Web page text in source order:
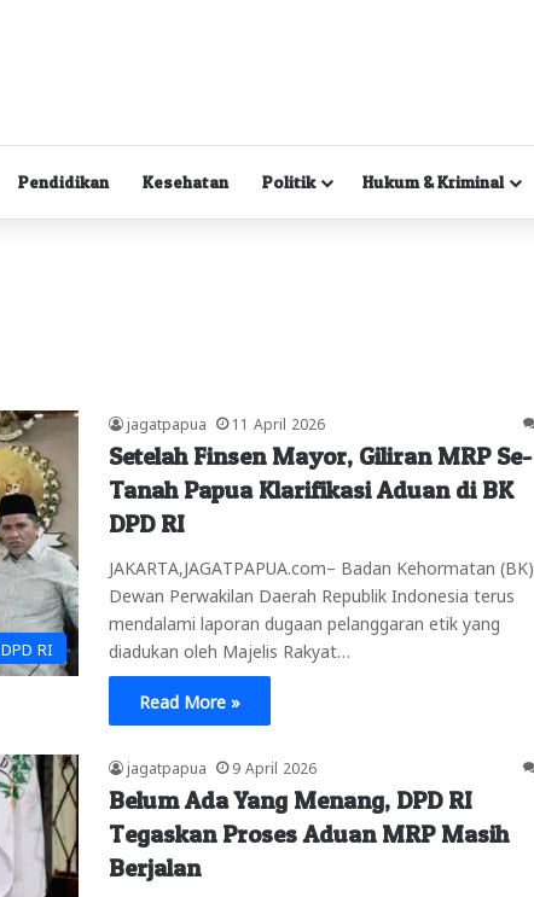
Pendidikan Kesehatan Politik Hukum & Kriminal
DPD RI
jagatpapua 11 April 2026
Setelah Finsen Mayor, Giliran MRP Se-
Tanah Papua Klarifikasi Aduan di BK
DPD RI
JAKARTA,JAGATPAPUA.com– Badan Kehormatan (BK)
Dewan Perwakilan Daerah Republik Indonesia terus
mendalami laporan dugaan pelanggaran etik yang
diadukan oleh Majelis Rakyat…
Read More »
jagatpapua 9 April 2026
Belum Ada Yang Menang, DPD RI
Tegaskan Proses Aduan MRP Masih
Berjalan